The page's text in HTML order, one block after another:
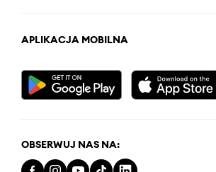
APLIKACJA MOBILNA
OBSERWUJ NAS NA: